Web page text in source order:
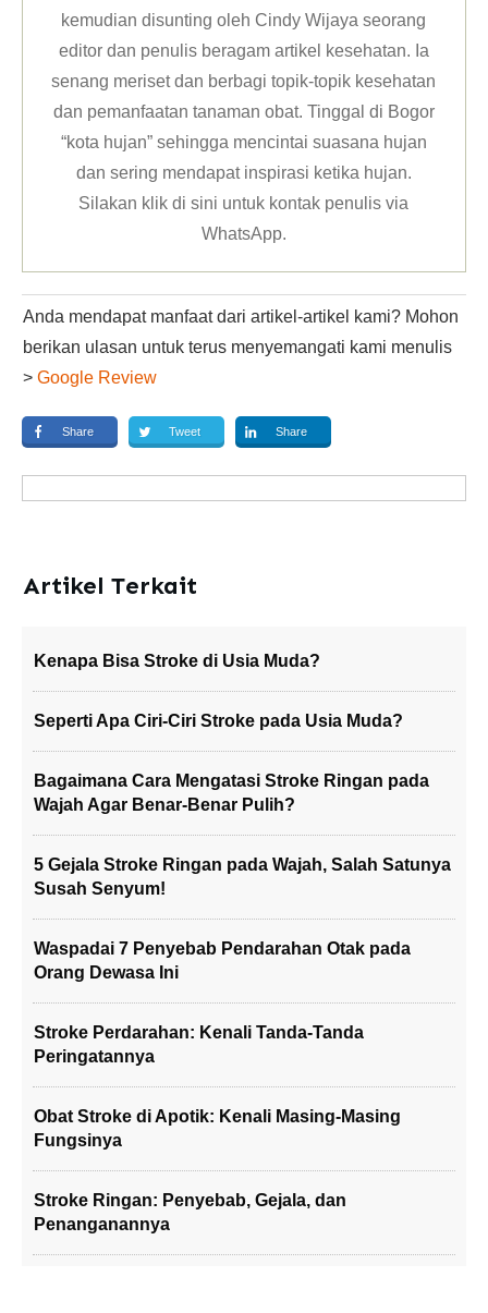
kemudian disunting oleh Cindy Wijaya seorang
editor dan penulis beragam artikel kesehatan. Ia
senang meriset dan berbagi topik-topik kesehatan
dan pemanfaatan tanaman obat. Tinggal di Bogor
“kota hujan” sehingga mencintai suasana hujan
dan sering mendapat inspirasi ketika hujan.
Silakan klikdi sini untuk kontak penulis via
WhatsApp.
Anda mendapat manfaat dari artikel-artikel kami? Mohon
berikan ulasan untuk terus menyemangati kami menulis
> Google Review
Share Tweet Share
Artikel Terkait
Kenapa Bisa Stroke di Usia Muda?
Seperti Apa Ciri-Ciri Stroke pada Usia Muda?
Bagaimana Cara Mengatasi Stroke Ringan pada
Wajah Agar Benar-Benar Pulih?
5 Gejala Stroke Ringan pada Wajah, Salah Satunya
Susah Senyum!
Waspadai 7 Penyebab Pendarahan Otak pada
Orang Dewasa Ini
Stroke Perdarahan: Kenali Tanda-Tanda
Peringatannya
Obat Stroke di Apotik: Kenali Masing-Masing
Fungsinya
Stroke Ringan: Penyebab, Gejala, dan
Penanganannya